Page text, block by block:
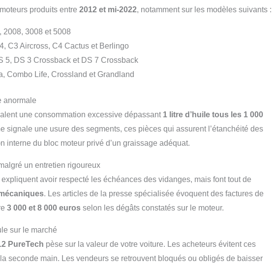
produits entre 2012 et mi-2022, notamment sur les modèles suivants :
2008, 3008 et 5008
C3 Aircross, C4 Cactus et Berlingo
5, DS 3 Crossback et DS 7 Crossback
Combo Life, Crossland et Grandland
anormale
une consommation excessive dépassant 1 litre d’huile tous les 1 000
signale une usure des segments, ces pièces qui assurent l’étanchéité des
interne du bloc moteur privé d’un graissage adéquat.
un entretien rigoureux
avoir respecté les échéances des vidanges, mais font tout de
. Les articles de la presse spécialisée évoquent des factures de
3 000 et 8 000 euros selon les dégâts constatés sur le moteur.
sur le marché
PureTech pèse sur la valeur de votre voiture. Les acheteurs évitent ces
seconde main. Les vendeurs se retrouvent bloqués ou obligés de baisser